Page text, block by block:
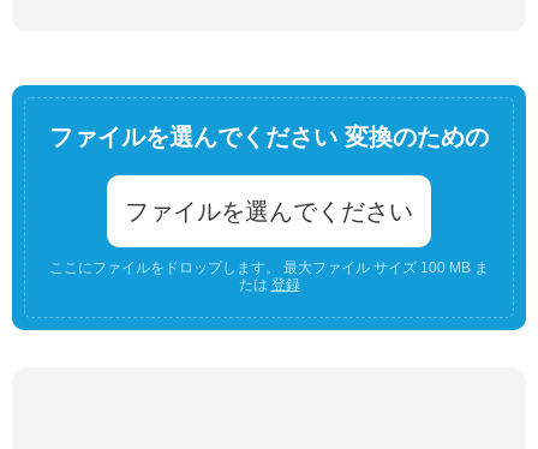
ファイルを選んでください 変換のための
ファイルを選んでください
ここにファイルをドロップします。 最大ファイル サイズ 100 MB ま
たは 登録